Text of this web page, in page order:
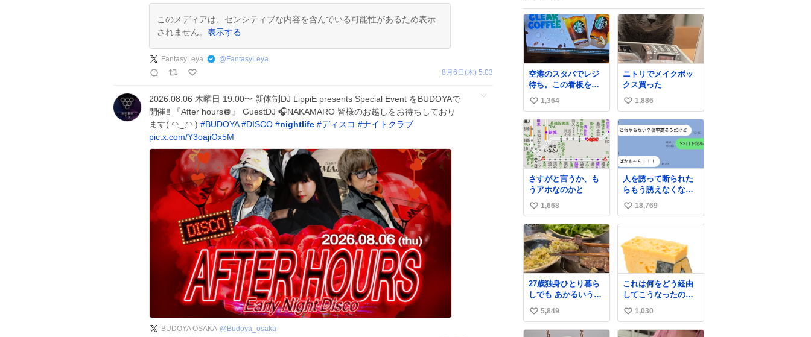
このメディアは、センシティブな内容を含んでいる可能性があるため表示
されません。 表示する
FantasyLeya @ FantasyLeya
8月6日(木) 5:03
2026.08.06 木曜日 19:00〜 新体制DJ LippiE presents Special Event をBUDOYAで
開催‼️ 『After hours🪩』 GuestDJ 🎧NAKAMARO 皆様のお越しをお待ちしており
ます( ◠‿◠ ) #BUDOYA #DISCO #nightlife #ディスコ #ナイトクラブ
pic.x.com/Y3oajiOx5M
BUDOYA OSAKA @ Budoya_osaka
空港のスタバでレジ
待ち。この看板を指
差して 「コーヒー苦
手な人コーヒー飲ま
ないよ！」て叫び続
けてる子供いて吹き
出しそうwお母さん
お疲れ様です。
い
い
ね
数
1,364
ニトリでメイクボッ
クス買った
い
い
ね
1,886
さすがと言うか、も
うアホなのかと
い
い
ね
数
1,668
人を誘って断られた
らもう誘えなくなる
って人、これ見て元
気出してほしい
い
い
数
18,769
27歳独身ひとり暮ら
しでも あかるいうち
から呑みながらキッ
チンでひとり焼肉で
きてしあわせだもん՞
い
い
5,849
これは何をどう経由
してこうなったのか
全くわからない構造
のすしざんまいの玉
子
い
い
1,030